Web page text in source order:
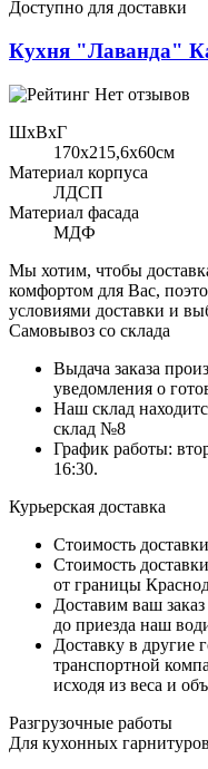
Доступно для доставки
Кухня "Лаванда"
Нет отзывов
ШхВхГ
170x215,6х60см
Материал корпуса
ЛДСП
Материал фасада
МДФ
Мы хотим, чтобы
комфортом для Вас,
условиями доставки и
Самовывоз со склада
Выдача заказа
уведомления о
Наш склад
склад №8
График работы:
16:30.
Курьерская доставка
Стоимость
Стоимость
от границы
Доставим ваш
до приезда наш
Доставку в другие
транспортной
исходя из веса и
Разгрузочные работы
Для кухонных